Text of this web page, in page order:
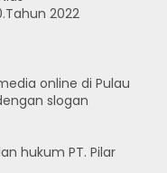
2022
online di Pulau
slogan
hukum PT. Pilar